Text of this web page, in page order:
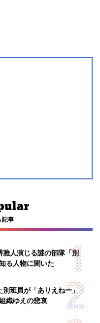
記事
雅人演じる謎の部隊「別
る人物に聞いた
別班員が「ありえねー」
織ゆえの悲哀